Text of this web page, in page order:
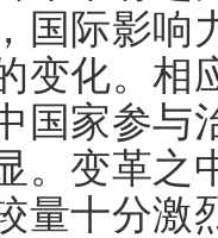
国际影响
变化。相
国家参与
。变革之
量十分激